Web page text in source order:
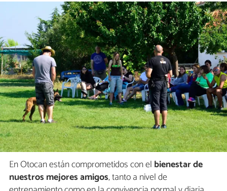
En Otocan están comprometidos con el bienestar de
nuestros mejores amigos, tanto a nivel de